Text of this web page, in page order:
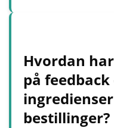
Hvordan
på
bestillinger?